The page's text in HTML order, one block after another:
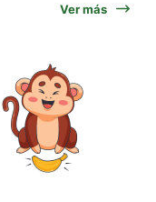
Ver más